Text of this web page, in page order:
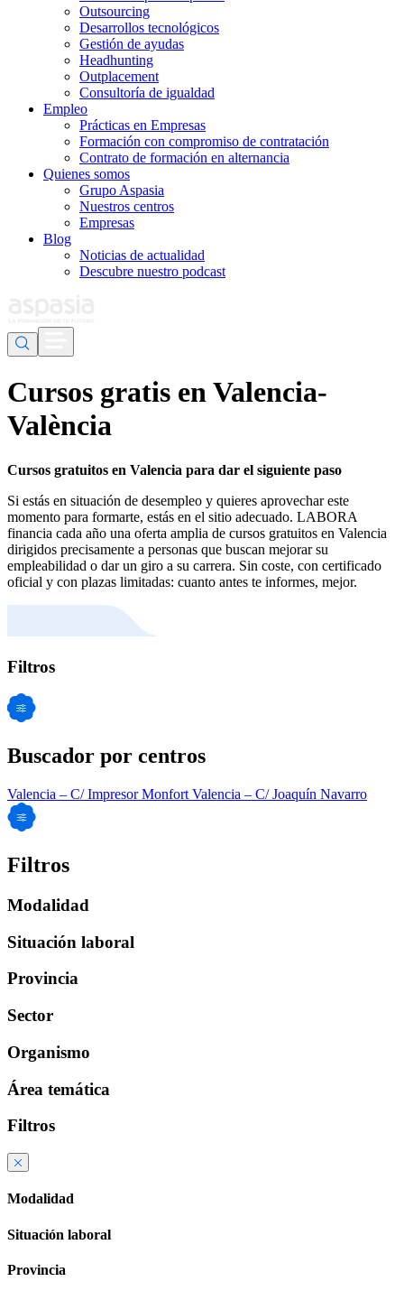
Outsourcing
Desarrollos tecnológicos
Gestión de ayudas
Headhunting
Outplacement
Consultoría de igualdad
Empleo
Prácticas en Empresas
Formación con compromiso de contratación
Contrato de formación en alternancia
Quienes somos
Grupo Aspasia
Nuestros centros
Empresas
Blog
Noticias de actualidad
Descubre nuestro podcast
Cursos gratis en Valencia-
València
Cursos gratuitos en Valencia para dar el siguiente paso
Si estás en situación de desempleo y quieres aprovechar este
momento para formarte, estás en el sitio adecuado. LABORA
financia cada año una oferta amplia de cursos gratuitos en Valencia
dirigidos precisamente a personas que buscan mejorar su
empleabilidad o dar un giro a su carrera. Sin coste, con certificado
oficial y con plazas limitadas: cuanto antes te informes, mejor.
Filtros
Buscador por centros
Valencia – C/ Impresor Monfort Valencia – C/ Joaquín Navarro
Filtros
Modalidad
Situación laboral
Provincia
Sector
Organismo
Área temática
Filtros
Modalidad
Situación laboral
Provincia